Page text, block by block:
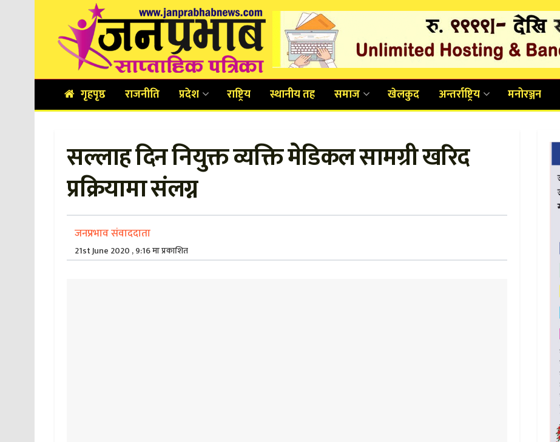
गृहपृष्ठ राजनीति प्रदेश राष्ट्रिय स्थानीय तह समाज खेलकुद अन्तर्राष्ट्रिय मनोरञ्जन
सल्लाह दिन नियुक्त व्यक्ति मेडिकल सामग्री खरिद
प्रक्रियामा संलग्न
जनप्रभाव संवाददाता
21st June 2020 , 9:16 मा प्रकाशित